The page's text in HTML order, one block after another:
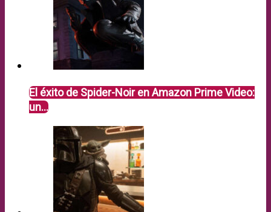
El éxito de Spider-Noir en Amazon Prime Video:
un…